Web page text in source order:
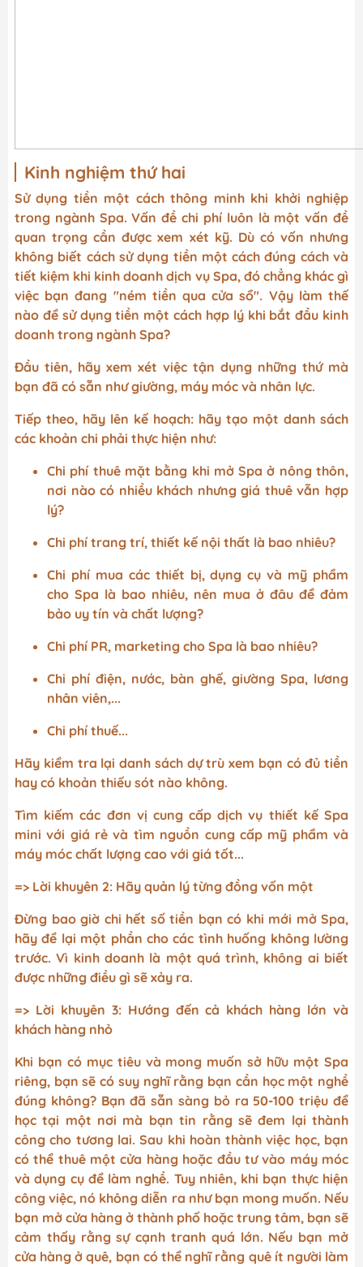
Kinh nghiệm thứ hai
Sử dụng tiền một cách thông minh khi khởi nghiệp
trong ngành Spa. Vấn đề chi phí luôn là một vấn đề
quan trọng cần được xem xét kỹ. Dù có vốn nhưng
không biết cách sử dụng tiền một cách đúng cách và
tiết kiệm khi kinh doanh dịch vụ Spa, đó chẳng khác gì
việc bạn đang "ném tiền qua cửa sổ". Vậy làm thế
nào để sử dụng tiền một cách hợp lý khi bắt đầu kinh
doanh trong ngành Spa?
Đầu tiên, hãy xem xét việc tận dụng những thứ mà
bạn đã có sẵn như giường, máy móc và nhân lực.
Tiếp theo, hãy lên kế hoạch: hãy tạo một danh sách
các khoản chi phải thực hiện như:
Chi phí thuê mặt bằng khi mở Spa ở nông thôn,
nơi nào có nhiều khách nhưng giá thuê vẫn hợp
lý?
Chi phí trang trí, thiết kế nội thất là bao nhiêu?
Chi phí mua các thiết bị, dụng cụ và mỹ phẩm
cho Spa là bao nhiêu, nên mua ở đâu để đảm
bảo uy tín và chất lượng?
Chi phí PR, marketing cho Spa là bao nhiêu?
Chi phí điện, nước, bàn ghế, giường Spa, lương
nhân viên,...
Chi phí thuế...
Hãy kiểm tra lại danh sách dự trù xem bạn có đủ tiền
hay có khoản thiếu sót nào không.
Tìm kiếm các đơn vị cung cấp dịch vụ thiết kế Spa
mini với giá rẻ và tìm nguồn cung cấp mỹ phẩm và
máy móc chất lượng cao với giá tốt...
=> Lời khuyên 2: Hãy quản lý từng đồng vốn một
Đừng bao giờ chi hết số tiền bạn có khi mới mở Spa,
hãy để lại một phần cho các tình huống không lường
trước. Vì kinh doanh là một quá trình, không ai biết
được những điều gì sẽ xảy ra.
=> Lời khuyên 3: Hướng đến cả khách hàng lớn và
khách hàng nhỏ
Khi bạn có mục tiêu và mong muốn sở hữu một Spa
riêng, bạn sẽ có suy nghĩ rằng bạn cần học một nghề
đúng không? Bạn đã sẵn sàng bỏ ra 50-100 triệu để
học tại một nơi mà bạn tin rằng sẽ đem lại thành
công cho tương lai. Sau khi hoàn thành việc học, bạn
có thể thuê một cửa hàng hoặc đầu tư vào máy móc
và dụng cụ để làm nghề. Tuy nhiên, khi bạn thực hiện
công việc, nó không diễn ra như bạn mong muốn. Nếu
bạn mở cửa hàng ở thành phố hoặc trung tâm, bạn sẽ
cảm thấy rằng sự cạnh tranh quá lớn. Nếu bạn mở
cửa hàng ở quê, bạn có thể nghĩ rằng quê ít người làm